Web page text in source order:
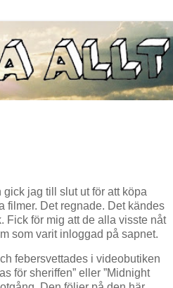
jag till slut ut för att köpa
filmer. Det regnade. Det kändes
Fick för mig att de alla visste nåt
som varit inloggad på sapnet.
febersvettades i videobutiken
för sheriffen” eller ”Midnight